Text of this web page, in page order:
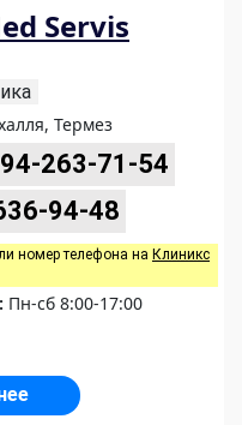
Servis
Термез
263-71-54
94-48
номер телефона на Клиникс
Пн-сб 8:00-17:00